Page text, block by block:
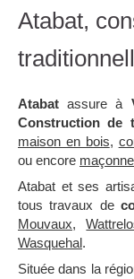
Atabat,
Atabat assure à
Construction de
maison en bois,
ou encore
Atabat et ses
tous travaux de
Mouvaux,
Wasquehal.
Située dans la